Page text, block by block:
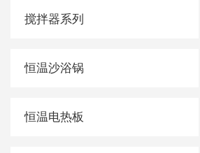
搅拌器系列
恒温沙浴锅
恒温电热板